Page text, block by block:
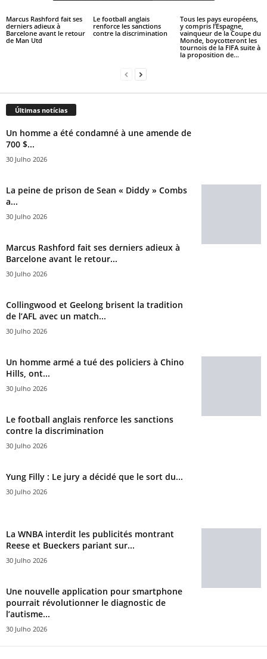
Marcus Rashford fait ses
derniers adieux à
Barcelone avant le retour
de Man Utd
Le football anglais
renforce les sanctions
contre la discrimination
Tous les pays européens,
y compris l’Espagne,
vainqueur de la Coupe du
Monde, boycotteront les
tournois de la FIFA suite à
la proposition de...
Últimas notícias
Un homme a été condamné à une amende de
700 $...
30 Julho 2026
La peine de prison de Sean « Diddy » Combs
a...
30 Julho 2026
Marcus Rashford fait ses derniers adieux à
Barcelone avant le retour...
30 Julho 2026
Collingwood et Geelong brisent la tradition
de l’AFL avec un match...
30 Julho 2026
Un homme armé a tué des policiers à Chino
Hills, ont...
30 Julho 2026
Le football anglais renforce les sanctions
contre la discrimination
30 Julho 2026
Yung Filly : Le jury a décidé que le sort du...
30 Julho 2026
La WNBA interdit les publicités montrant
Reese et Bueckers pariant sur...
30 Julho 2026
Une nouvelle application pour smartphone
pourrait révolutionner le diagnostic de
l’autisme...
30 Julho 2026